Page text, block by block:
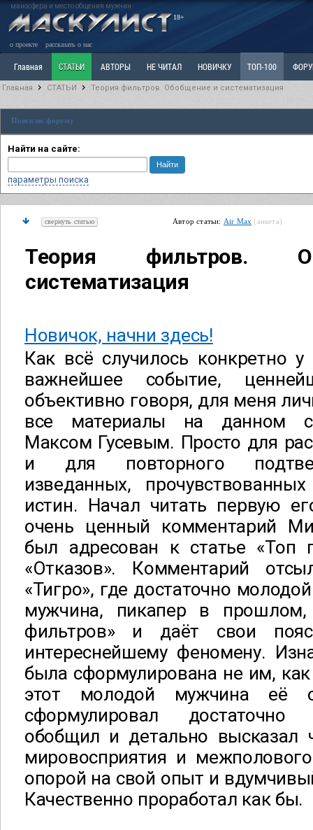
маносфера и место общения мужчин
18+
о проекте рассказать о нас
Главная СТАТЬИ АВТОРЫ НЕ ЧИТАЛ НОВИЧКУ ТОП-100
Ветка: Расстаюсь или Развожусь. САНЧАС Ветка: Наболевшее. Выскажись!
РАЗДЕЛ: Разное
Главная СТАТЬИ Теория фильтров. Обобщение и систематизация
Поиск по форуму
Найти на сайте:
параметры поиска
свернуть статью Автор статьи: Air Max (анкета)
Теория фильтров.
систематизация
Новичок, начни здесь!
Как всё случилось конкретно
важнейшее событие,
объективно говоря, для меня
все материалы на данном
Максом Гусевым. Просто для
и для повторного
изведанных,
истин. Начал читать первую
очень ценный комментарий
был адресован к статье «Топ
«Отказов». Комментарий
«Тигро», где достаточно
мужчина, пикапер в прошлом,
фильтров» и даёт свои
интереснейшему феномену.
была сформулирована не им,
этот молодой мужчина её
сформулировал
обобщил и детально высказал
мировосприятия и
опорой на свой опыт и
Качественно проработал как бы.